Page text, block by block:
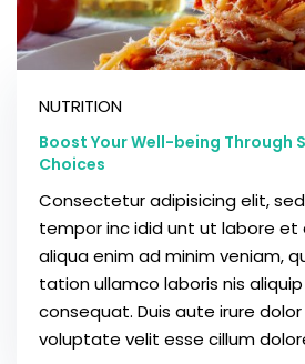
NUTRITION
Boost Your Well-being Through
Choices
Consectetur adipisicing elit,
tempor inc idid unt ut labore et
aliqua enim ad minim veniam,
tation ullamco laboris nis
consequat. Duis aute irure
voluptate velit esse cillum